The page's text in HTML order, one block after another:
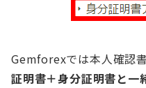
Gemforexでは本人確認
証明書＋身分証明書と一